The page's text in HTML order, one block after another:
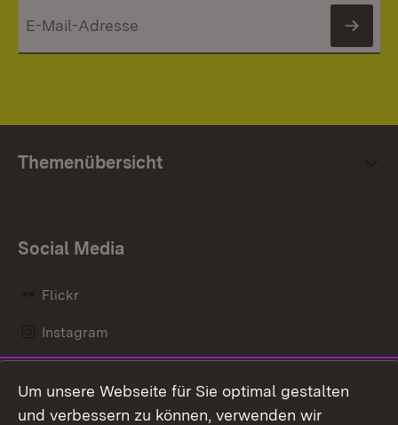
Themenübersicht
Social Media
Flickr
Instagram
Mastodon
Um unsere Webseite für Sie optimal gestalten
und verbessern zu können, verwenden wir